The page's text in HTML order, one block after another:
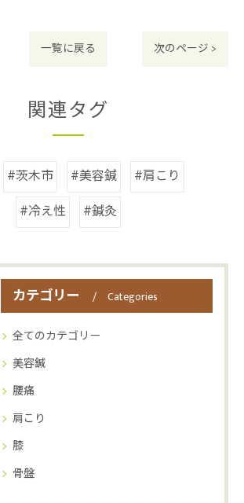
一覧に戻る 次のページ >
関連タグ
#茨木市 #美容鍼
#肩こり
#冷え性
#鍼灸
カテゴリー Categories
全てのカテゴリー
美容鍼
腰痛
肩こり
膝
骨盤